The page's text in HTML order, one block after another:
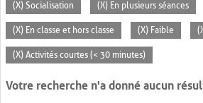
(X) Socialisation (X) En plusieurs séances
(X) En classe et hors classe (X) Faible
(X) Activités courtes (< 30 minutes)
Votre recherche n'a donné aucun